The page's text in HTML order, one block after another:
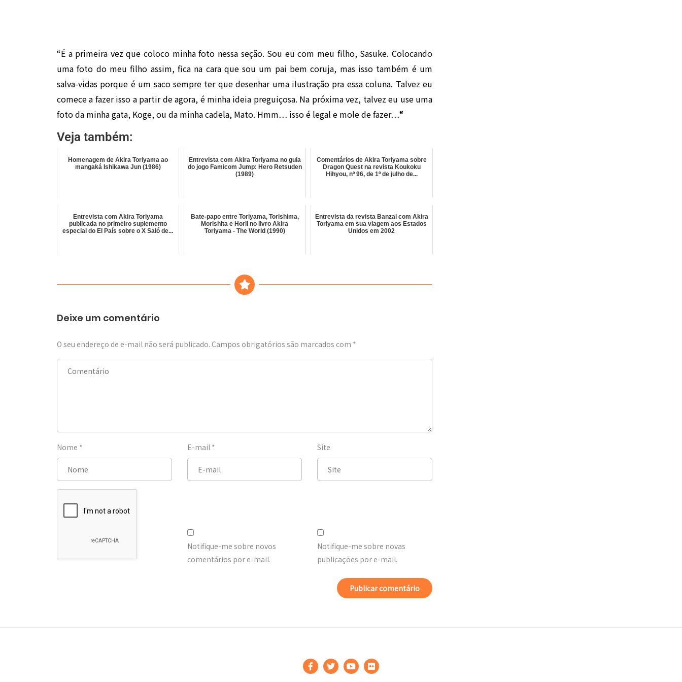
“É a primeira vez que coloco minha foto nessa seção. Sou eu com meu filho, Sasuke. Colocando
uma foto do meu filho assim, fica na cara que sou um pai bem coruja, mas isso também é um
salva-vidas porque é um saco sempre ter que desenhar uma ilustração pra essa coluna. Talvez eu
comece a fazer isso a partir de agora, é minha ideia preguiçosa. Na próxima vez, talvez eu use uma
foto da minha gata, Koge, ou da minha cadela, Mato. Hmm… isso é legal e mole de fazer…“
Veja também:
Homenagem de Akira Toriyama ao
mangaká Ishikawa Jun (1986)
Entrevista com Akira Toriyama no guia
do jogo Famicom Jump: Hero Retsuden
(1989)
Comentários de Akira Toriyama sobre
Dragon Quest na revista Koukoku
Hihyou, nº 96, de 1º de julho de...
Entrevista com Akira Toriyama
publicada no primeiro suplemento
especial do El País sobre o X Saló de...
Bate-papo entre Toriyama, Torishima,
Morishita e Horii no livro Akira
Toriyama - The World (1990)
Entrevista da revista Banzai com Akira
Toriyama em sua viagem aos Estados
Unidos em 2002
Deixe um comentário
O seu endereço de e-mail não será publicado. Campos obrigatórios são marcados com *
Nome * E-mail * Site
Notifique-me sobre novos
comentários por e-mail.
Notifique-me sobre novas
publicações por e-mail.